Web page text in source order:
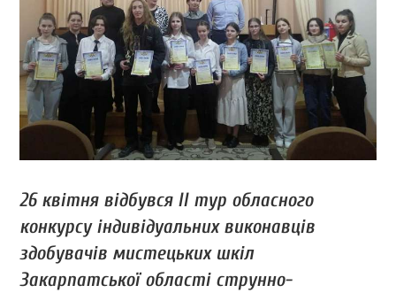
26 квітня відбувся ІІ тур обласного
конкурсу індивідуальних виконавців
здобувачів мистецьких шкіл
Закарпатської області струнно-